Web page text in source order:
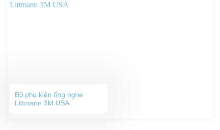
Bộ phụ kiện ống nghe
Littmann 3M USA